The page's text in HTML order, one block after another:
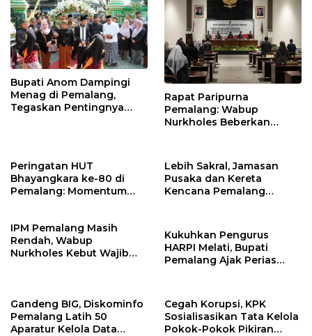
Bupati Anom Dampingi
Menag di Pemalang,
Tegaskan Pentingnya
Rapat Paripurna
Pemalang: Wabup
Nurkholes Beberkan
Peringatan HUT
Bhayangkara ke-80 di
Pemalang: Momentum
Lebih Sakral, Jamasan
Pusaka dan Kereta
Kencana Pemalang
IPM Pemalang Masih
Rendah, Wabup
Nurkholes Kebut Wajib
Kukuhkan Pengurus
HARPI Melati, Bupati
Pemalang Ajak Perias
Gandeng BIG, Diskominfo
Pemalang Latih 50
Aparatur Kelola Data
Cegah Korupsi, KPK
Sosialisasikan Tata Kelola
Pokok-Pokok Pikiran